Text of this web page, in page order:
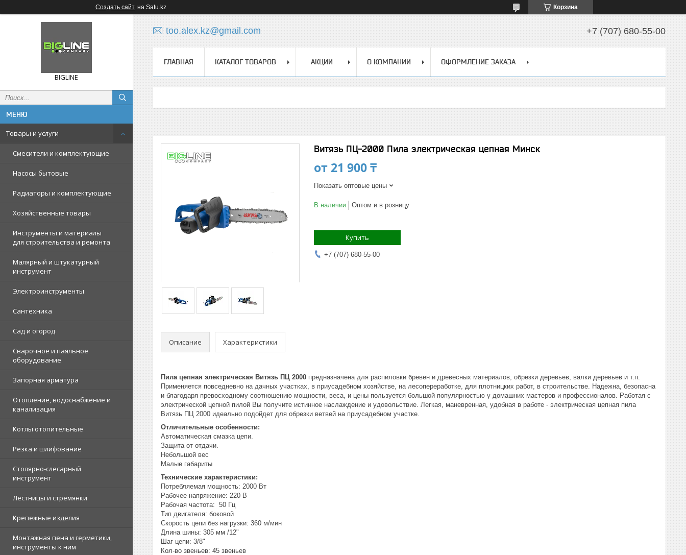
Создать сайт на Satu.kz Корзина
BIGLINE
Товары и услуги
Смесители и комплектующие
Насосы бытовые
Радиаторы и комплектующие
Хозяйственные товары
Инструменты и материалы
для строительства и ремонта
Малярный и штукатурный
инструмент
Электроинструменты
Сантехника
Сад и огород
Сварочное и паяльное
оборудование
Запорная арматура
Отопление, водоснабжение и
канализация
Котлы отопительные
Резка и шлифование
Столярно-слесарный
инструмент
Лестницы и стремянки
Крепежные изделия
Монтажная пена и герметики,
инструменты к ним
too.alex.kz@gmail.com +7 (707) 680-55-00
ГЛАВНАЯ КАТАЛОГ ТОВАРОВ АКЦИИ О КОМПАНИИ ОФОРМЛЕНИЕ ЗАКАЗА
Витязь ПЦ-2000 Пила электрическая цепная Минск
от 21 900 ₸
Показать оптовые цены
В наличии Оптом и в розницу
Купить
+7 (707) 680-55-00
Описание Характеристики
Пила цепная электрическая Витязь ПЦ 2000 предназначена для распиловки бревен и древесных материалов, обрезки деревьев, валки деревьев и т.п.
Применяется повседневно на дачных участках, в приусадебном хозяйстве, на лесопереработке, для плотницких работ, в строительстве. Надежна, безопасна
и благодаря превосходному соотношению мощности, веса, и цены пользуется большой популярностью у домашних мастеров и профессионалов. Работая с
электрической цепной пилой Вы получите истинное наслаждение и удовольствие. Легкая, маневренная, удобная в работе - электрическая цепная пила
Витязь ПЦ 2000 идеально подойдет для обрезки ветвей на приусадебном участке.
Отличительные особенности:
Автоматическая смазка цепи.
Защита от отдачи.
Небольшой вес
Малые габариты
Технические характеристики:
Потребляемая мощность: 2000 Вт
Рабочее напряжение: 220 В
Рабочая частота: 50 Гц
Тип двигателя: боковой
Скорость цепи без нагрузки: 360 м/мин
Длина шины: 305 мм /12"
Шаг цепи: 3/8"
Кол-во звеньев: 45 звеньев